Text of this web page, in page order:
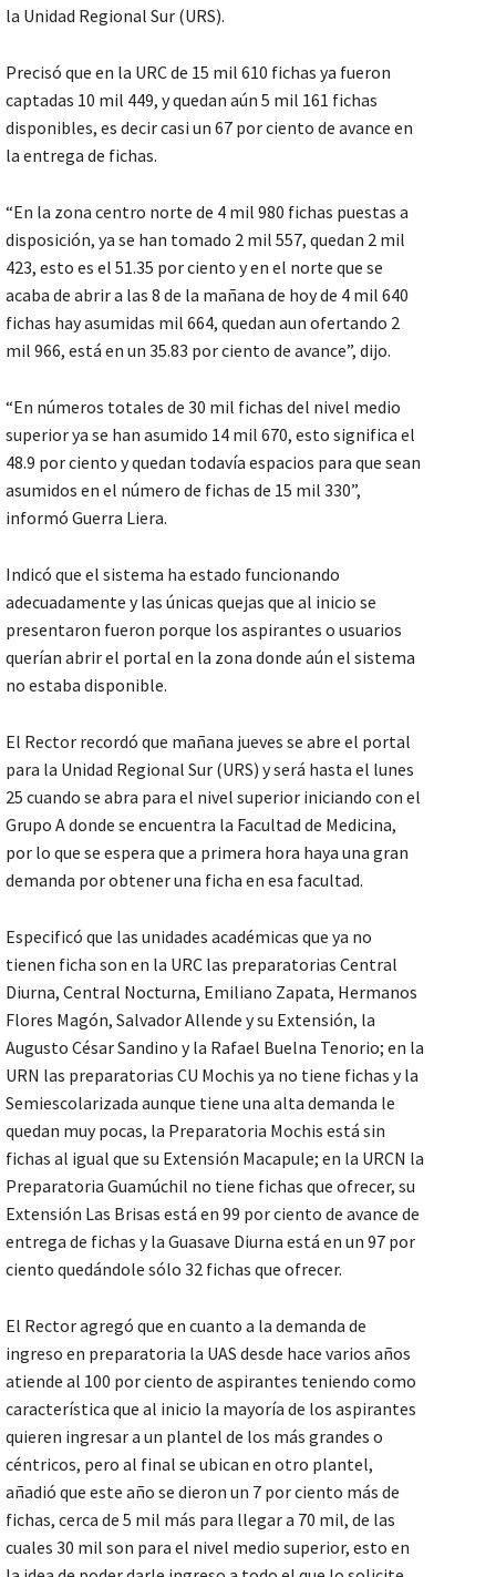
la Unidad Regional Sur (URS).
Precisó que en la URC de 15 mil 610 fichas ya fueron
captadas 10 mil 449, y quedan aún 5 mil 161 fichas
disponibles, es decir casi un 67 por ciento de avance en
la entrega de fichas.
“En la zona centro norte de 4 mil 980 fichas puestas a
disposición, ya se han tomado 2 mil 557, quedan 2 mil
423, esto es el 51.35 por ciento y en el norte que se
acaba de abrir a las 8 de la mañana de hoy de 4 mil 640
fichas hay asumidas mil 664, quedan aun ofertando 2
mil 966, está en un 35.83 por ciento de avance”, dijo.
“En números totales de 30 mil fichas del nivel medio
superior ya se han asumido 14 mil 670, esto significa el
48.9 por ciento y quedan todavía espacios para que sean
asumidos en el número de fichas de 15 mil 330”,
informó Guerra Liera.
Indicó que el sistema ha estado funcionando
adecuadamente y las únicas quejas que al inicio se
presentaron fueron porque los aspirantes o usuarios
querían abrir el portal en la zona donde aún el sistema
no estaba disponible.
El Rector recordó que mañana jueves se abre el portal
para la Unidad Regional Sur (URS) y será hasta el lunes
25 cuando se abra para el nivel superior iniciando con el
Grupo A donde se encuentra la Facultad de Medicina,
por lo que se espera que a primera hora haya una gran
demanda por obtener una ficha en esa facultad.
Especificó que las unidades académicas que ya no
tienen ficha son en la URC las preparatorias Central
Diurna, Central Nocturna, Emiliano Zapata, Hermanos
Flores Magón, Salvador Allende y su Extensión, la
Augusto César Sandino y la Rafael Buelna Tenorio; en la
URN las preparatorias CU Mochis ya no tiene fichas y la
Semiescolarizada aunque tiene una alta demanda le
quedan muy pocas, la Preparatoria Mochis está sin
fichas al igual que su Extensión Macapule; en la URCN la
Preparatoria Guamúchil no tiene fichas que ofrecer, su
Extensión Las Brisas está en 99 por ciento de avance de
entrega de fichas y la Guasave Diurna está en un 97 por
ciento quedándole sólo 32 fichas que ofrecer.
El Rector agregó que en cuanto a la demanda de
ingreso en preparatoria la UAS desde hace varios años
atiende al 100 por ciento de aspirantes teniendo como
característica que al inicio la mayoría de los aspirantes
quieren ingresar a un plantel de los más grandes o
céntricos, pero al final se ubican en otro plantel,
añadió que este año se dieron un 7 por ciento más de
fichas, cerca de 5 mil más para llegar a 70 mil, de las
cuales 30 mil son para el nivel medio superior, esto en